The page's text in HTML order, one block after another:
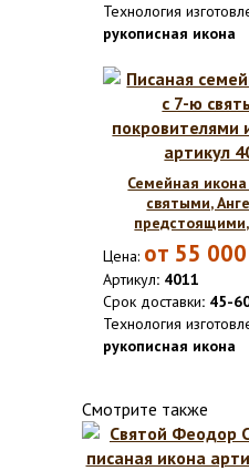
Технология
рукописная икона
Семейная
святыми,
Цена: от 55 000
Артикул: 4011
Срок доставки: 45-
Технология
рукописная икона
Смотрите также